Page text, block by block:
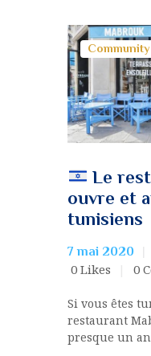
Community
Le
ouvre et
tunisiens
7 mai 2020
0 Likes 0
Si vous êtes
restaurant
presque un